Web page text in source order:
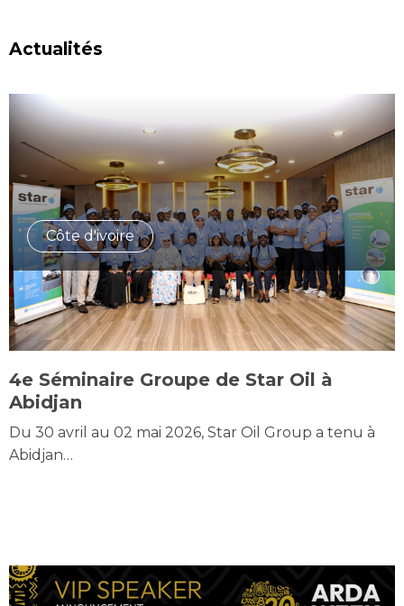
Actualités
Côte d'ivoire
4e Séminaire Groupe de Star Oil à
Abidjan
Du 30 avril au 02 mai 2026, Star Oil Group a tenu à
Abidjan…